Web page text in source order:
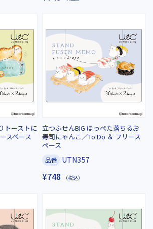
トーストに
スペース
立つふせんBIG ほっぺた落ちるお
寿司にゃんこ／To Do ＆ フリース
ペース
品番 UTN357
¥748 （税込）